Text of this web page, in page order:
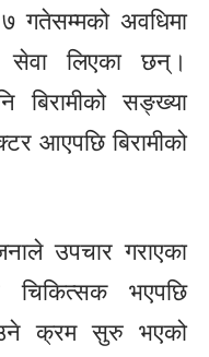
गतेसम्मको अवधिमा
लिएका छन्।
बिरामीको सङ्ख्या
आएपछि बिरामीको
उपचार गराएका
चिकित्सक भएपछि
क्रम सुरु भएको